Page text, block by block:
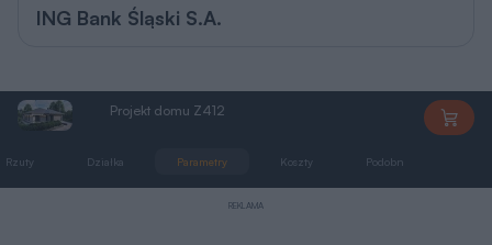
ING Bank Śląski S.A.
Projekt domu Z412
Rzuty Działka Parametry Koszty Podobne
REKLAMA